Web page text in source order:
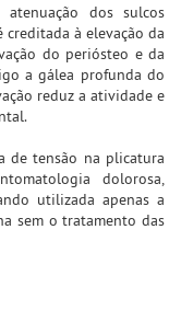
dos sulcos
à elevação da
do periósteo e da
a gálea profunda do
reduz a atividade e
de tensão na plicatura
dolorosa,
utilizada apenas a
sem o tratamento das